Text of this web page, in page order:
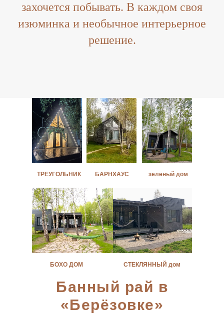
захочется побывать. В каждом своя
изюминка и необычное интерьерное
решение.
ТРЕУГОЛЬНИК БАРНХАУС зелёный дом
БОХО ДОМ СТЕКЛЯННЫЙ дом
Банный рай в
«Берёзовке»